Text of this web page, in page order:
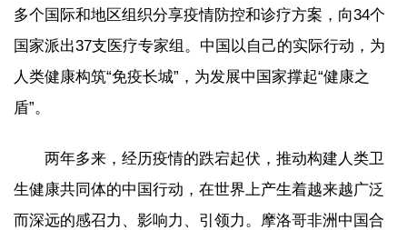
多个国际和地区组织分享疫情防控和诊疗方案，向34个
国家派出37支医疗专家组。中国以自己的实际行动，为
人类健康构筑“免疫长城”，为发展中国家撑起“健康之
盾”。
两年多来，经历疫情的跌宕起伏，推动构建人类卫
生健康共同体的中国行动，在世界上产生着越来越广泛
而深远的感召力、影响力、引领力。摩洛哥非洲中国合